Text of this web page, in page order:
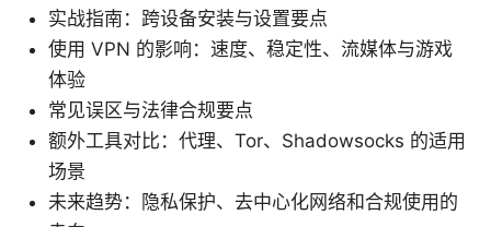
实战指南：跨设备安装与设置要点
使用 VPN 的影响：速度、稳定性、流媒体与游戏
体验
常见误区与法律合规要点
额外工具对比：代理、Tor、Shadowsocks 的适用
场景
未来趋势：隐私保护、去中心化网络和合规使用的